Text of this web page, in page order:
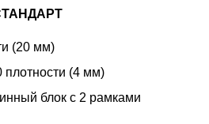
(20 мм)
плотности (4 мм)
блок с 2 рамками